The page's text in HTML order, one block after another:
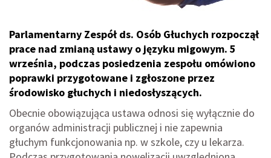
Parlamentarny Zespół ds. Osób Głuchych rozpoczął
prace nad zmianą ustawy o języku migowym. 5
września, podczas posiedzenia zespołu omówiono
poprawki przygotowane i zgłoszone przez
środowisko głuchych i niedosłyszących.
Obecnie obowiązująca ustawa odnosi się wyłącznie do
organów administracji publicznej i nie zapewnia
głuchym funkcjonowania np. w szkole, czy u lekarza.